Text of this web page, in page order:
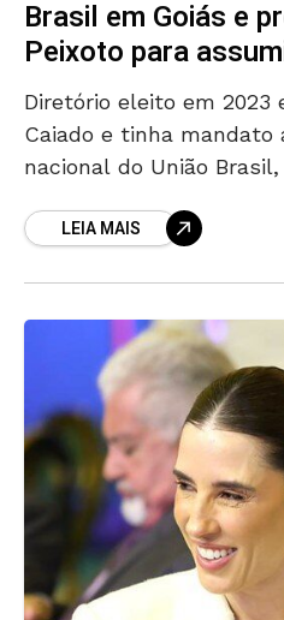
Brasil em Goiás e
Peixoto para
Diretório eleito em 2023
Caiado e tinha mandato
nacional do União
Goiás.LEIA MAIS